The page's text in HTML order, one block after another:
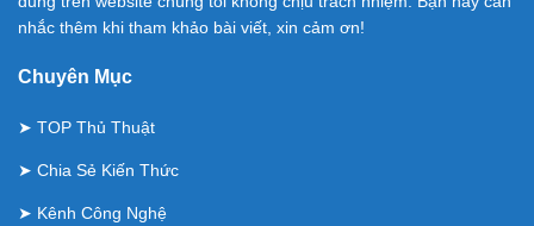
nhắc thêm khi tham khảo bài viết, xin cảm ơn!
Chuyên Mục
➤ TOP Thủ Thuật
➤ Chia Sẻ Kiến Thức
➤ Kênh Công Nghệ